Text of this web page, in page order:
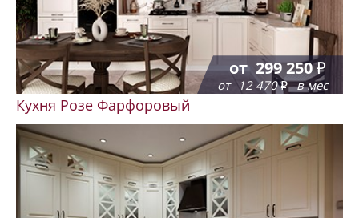
от 299 250
от 12 470 в мес
Кухня Розе Фарфоровый